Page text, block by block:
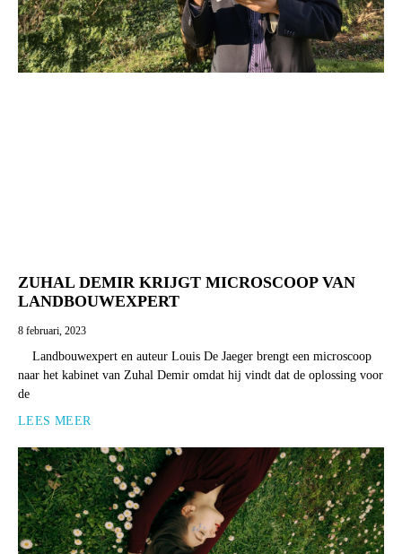
ZUHAL DEMIR KRIJGT MICROSCOOP VAN
LANDBOUWEXPERT
8 februari, 2023
Landbouwexpert en auteur Louis De Jaeger brengt een microscoop
naar het kabinet van Zuhal Demir omdat hij vindt dat de oplossing voor
de
LEES MEER